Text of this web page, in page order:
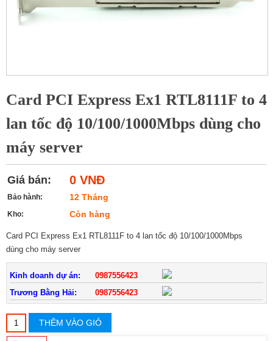
Card PCI Express Ex1 RTL8111F to 4
lan tốc độ 10/100/1000Mbps dùng cho
máy server
Giá bán: 0 VNĐ
Bảo hành: 12 Tháng
Kho: Còn hàng
Card PCI Express Ex1 RTL8111F to 4 lan tốc độ 10/100/1000Mbps
dùng cho máy server
Kinh doanh dự án:
0987556423
Trương Bằng Hải:
0987556423
THÊM VÀO GIỎ